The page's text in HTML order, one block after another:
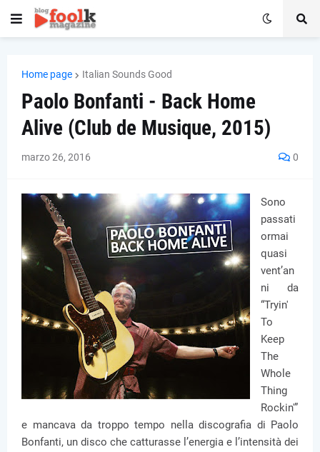
Home page Italian Sounds Good
Paolo Bonfanti - Back Home
Alive (Club de Musique, 2015)
marzo 26, 2016 0
Sono
passati
ormai
quasi
vent’an
ni da
“Tryin'
To
Keep
The
Whole
Thing
Rockin'”
e mancava da troppo tempo nella discografia di Paolo
Bonfanti, un disco che catturasse l’energia e l’intensità dei